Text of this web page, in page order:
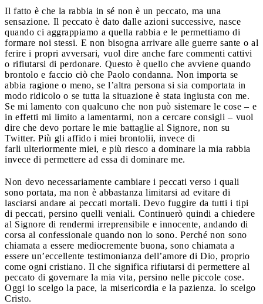
Il fatto è che la rabbia in sé non è un peccato, ma una
sensazione. Il peccato è dato dalle azioni successive, nasce
quando ci aggrappiamo a quella rabbia e le permettiamo di
formare noi stessi. E non bisogna arrivare alle guerre sante o al
ferire i propri avversari, vuol dire anche fare commenti cattivi
o rifiutarsi di perdonare. Questo è quello che avviene quando
brontolo e faccio ciò che Paolo condanna. Non importa se
abbia ragione o meno, se l’altra persona si sia comportata in
modo ridicolo o se tutta la situazione è stata ingiusta con me.
Se mi lamento con qualcuno che non può sistemare le cose – e
in effetti mi limito a lamentarmi, non a cercare consigli – vuol
dire che devo portare le mie battaglie al Signore, non su
Twitter. Più gli affido i miei brontolii, invece di
farli ulteriormente miei, e più riesco a dominare la mia rabbia
invece di permettere ad essa di dominare me.
Non devo necessariamente cambiare i peccati verso i quali
sono portata, ma non è abbastanza limitarsi ad evitare di
lasciarsi andare ai peccati mortali. Devo fuggire da tutti i tipi
di peccati, persino quelli veniali. Continuerò quindi a chiedere
al Signore di rendermi irreprensibile e innocente, andando di
corsa al confessionale quando non lo sono. Perché non sono
chiamata a essere mediocremente buona, sono chiamata a
essere un’eccellente testimonianza dell’amore di Dio, proprio
come ogni cristiano. Il che significa rifiutarsi di permettere al
peccato di governare la mia vita, persino nelle piccole cose.
Oggi io scelgo la pace, la misericordia e la pazienza. Io scelgo
Cristo.